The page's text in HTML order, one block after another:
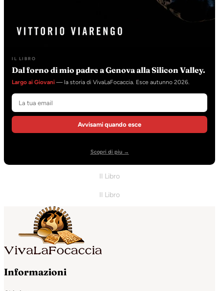
IL LIBRO
Dal forno di mio padre a Genova alla Silicon Valley.
Largo ai Giovani — la storia di VivaLaFocaccia. Esce autunno 2026.
Avvisami quando esce
Scopri di piu →
Il Libro
Il Libro
Informazioni